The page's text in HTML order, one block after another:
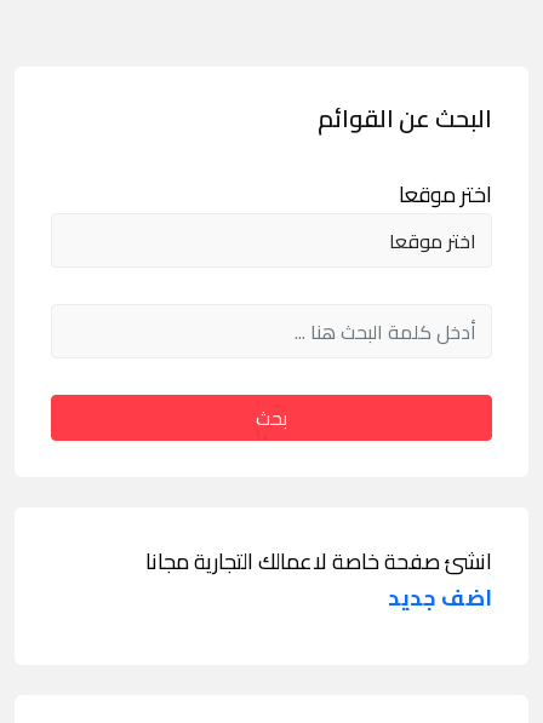
البحث عن القوائم
اختر موقعا
بحث
انشئ صفحة خاصة لاعمالك التجارية مجانا
اضف جديد